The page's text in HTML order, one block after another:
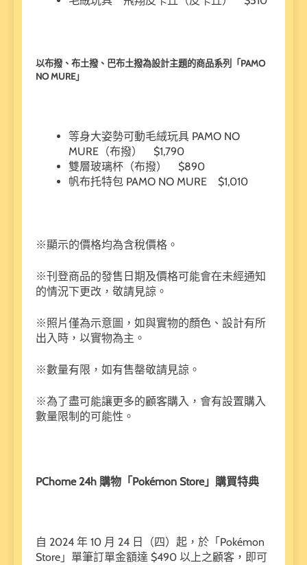
以布撥、布土撥、巴布土撥為設計主題的商品系列「PAMO
NO MURE」
等身大姿勢可動毛絨玩具 PAMO NO
MURE（布撥） $1,790
雙層玻璃杯（布撥） $890
帆布托特包 PAMO NO MURE $1,010
※顯示的價格均為含稅價格。
※刊登商品的發售日期及價格可能會在未經通知
的情況下更改，敬請見諒。
※照片僅為示意圖，如與實物的顏色、設計有所
出入時，以實物為主。
※數量有限，如有售罄敬請見諒。
※為了盡可能讓更多的顧客購入，會有設置購入
數量限制的可能性。
PChome 24h 購物「Pokémon Store」購買特典
自 2024 年 10 月 24 日（四）起，於「Pokémon
Store」單筆訂單金額達 $490 以上之顧客，即可